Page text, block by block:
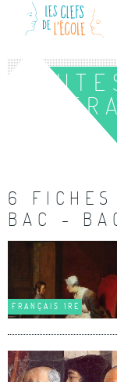
LE
6
BAC -
FRANÇAIS 1RE